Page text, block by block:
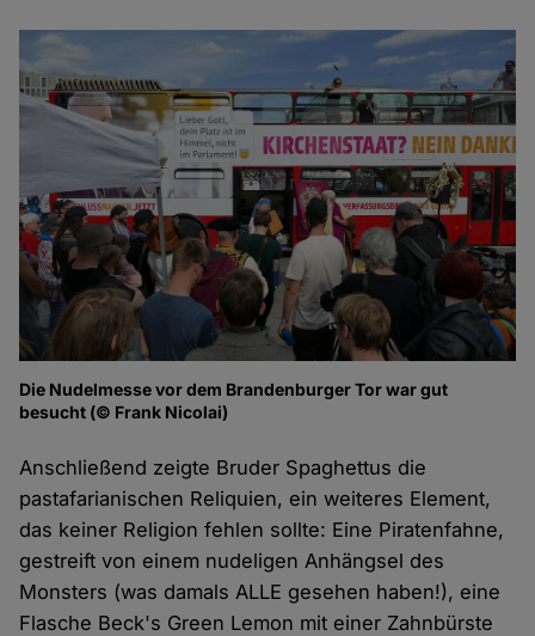
Die Nudelmesse vor dem Brandenburger Tor war gut
besucht (© Frank Nicolai)
Anschließend zeigte Bruder Spaghettus die
pastafarianischen Reliquien, ein weiteres Element,
das keiner Religion fehlen sollte: Eine Piratenfahne,
gestreift von einem nudeligen Anhängsel des
Monsters (was damals ALLE gesehen haben!), eine
Flasche Beck's Green Lemon mit einer Zahnbürste